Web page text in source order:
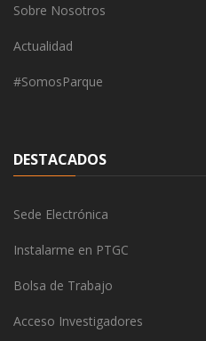
Sobre Nosotros
Actualidad
#SomosParque
DESTACADOS
Sede Electrónica
Instalarme en PTGC
Bolsa de Trabajo
Acceso Investigadores